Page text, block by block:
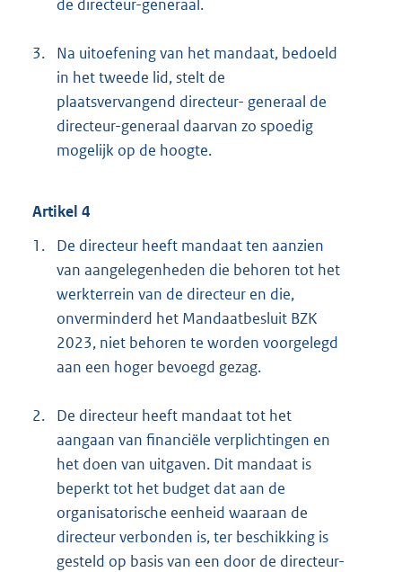
de directeur-generaal.
3.
Na uitoefening van het mandaat, bedoeld
in het tweede lid, stelt de
plaatsvervangend directeur- generaal de
directeur-generaal daarvan zo spoedig
mogelijk op de hoogte.
Artikel 4
1.
De directeur heeft mandaat ten aanzien
van aangelegenheden die behoren tot het
werkterrein van de directeur en die,
onverminderd het Mandaatbesluit BZK
2023, niet behoren te worden voorgelegd
aan een hoger bevoegd gezag.
2.
De directeur heeft mandaat tot het
aangaan van financiële verplichtingen en
het doen van uitgaven. Dit mandaat is
beperkt tot het budget dat aan de
organisatorische eenheid waaraan de
directeur verbonden is, ter beschikking is
gesteld op basis van een door de directeur-